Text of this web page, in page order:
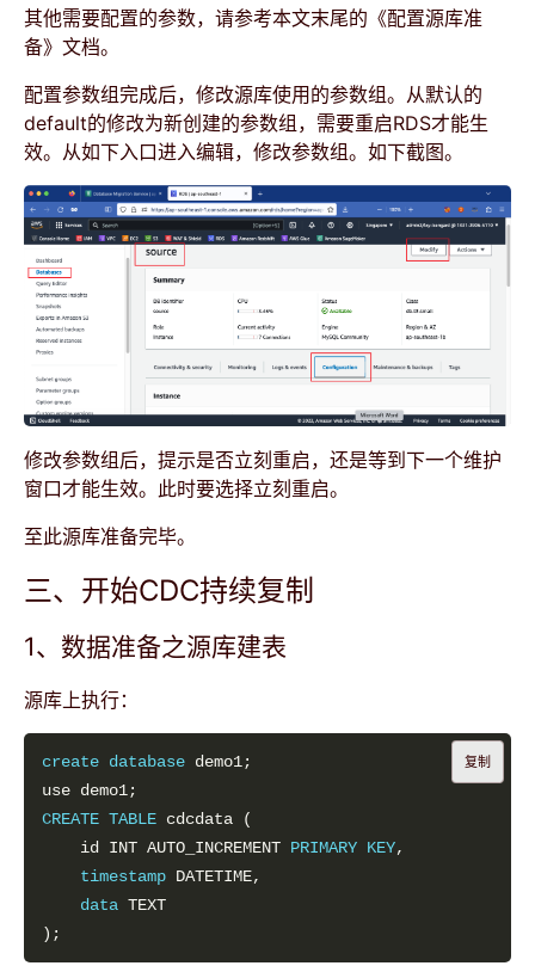
其他需要配置的参数，请参考本文末尾的《配置源库准
备》文档。
配置参数组完成后，修改源库使用的参数组。从默认的
default的修改为新创建的参数组，需要重启RDS才能生
效。从如下入口进入编辑，修改参数组。如下截图。
修改参数组后，提示是否立刻重启，还是等到下一个维护
窗口才能生效。此时要选择立刻重启。
至此源库准备完毕。
三、开始CDC持续复制
1、数据准备之源库建表
源库上执行：
create database
CREATE TABLE
    id INT AUTO_INCREMENT
PRIMARY KEY
timestamp
data
复制